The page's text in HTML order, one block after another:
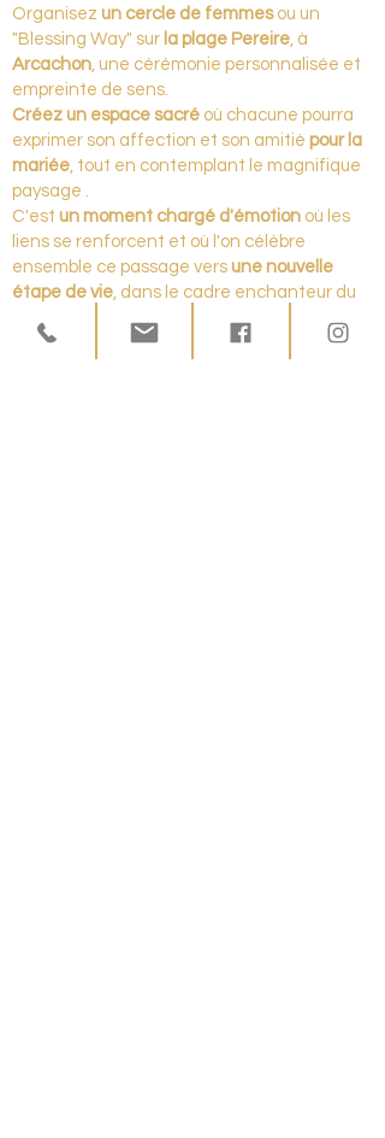
Organisez un cercle de femmesou un
"Blessing Way" sur la plage Pereire, à
Arcachon, une cérémonie personnalisée et
empreinte de sens.
Créez un espace sacré où chacune pourra
exprimer son affection et son amitié pour la
mariée, tout en contemplant le magnifique
paysage .
C'est un moment chargé d'émotion où les
liens se renforcent et où l'on célèbre
ensemble ce passage vers une nouvelle
étape de vie, dans le cadre enchanteur du
Bassin d'Arcachon